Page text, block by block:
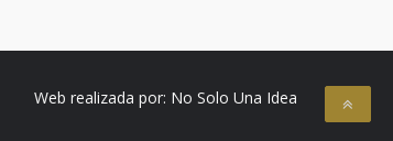
Web realizada por: No Solo Una Idea